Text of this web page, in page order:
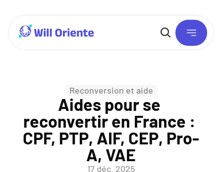
Reconversion et aide
Aides pour se
reconvertir en France :
CPF, PTP, AIF, CEP, Pro-
A, VAE
17 déc. 2025